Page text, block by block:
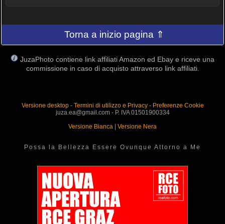
Torna a inizio pagina ⇑
JuzaPhoto contiene link affiliati Amazon ed Ebay e riceve una
commissione in caso di acquisto attraverso link affiliati.
Versione desktop- Termini di utilizzo e Privacy- Preferenze Cookie
juza.ea@gmail.com - P. IVA 01501900334
Versione Bianca | Versione Nera
Possa la Bellezza Essere Ovunque Attorno a Me